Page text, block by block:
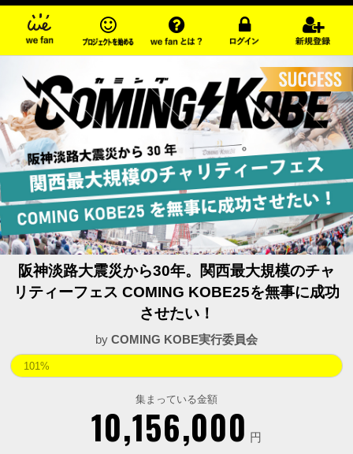
阪神淡路大震災から30年。関西最大規模のチャ
リティーフェス COMING KOBE25を無事に成功
させたい！
by COMING KOBE実行委員会
集まっている金額
10,156,000 円
101%